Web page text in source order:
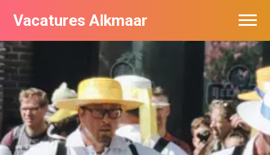
Vacatures Alkmaar
Vacatures per bedrijf
Nieuwsbrief feed